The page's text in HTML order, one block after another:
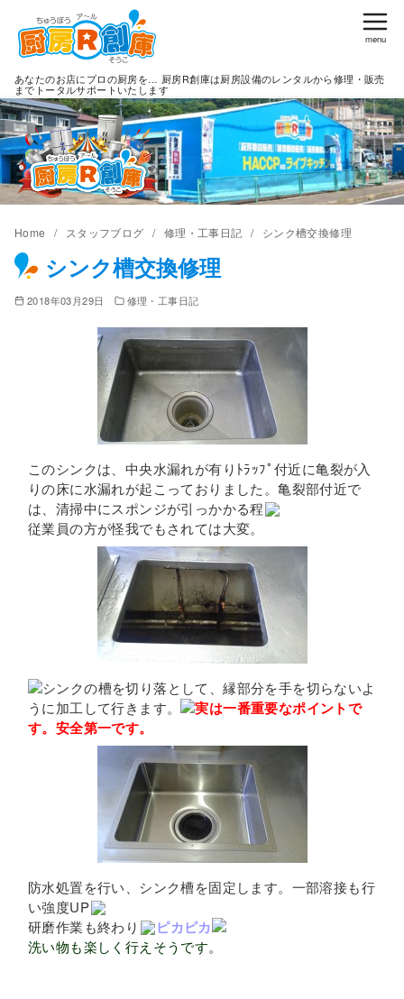
ツ
へ
移
動
あなたのお店にプロの厨房を… 厨房R創庫は厨房設備のレンタルから修理・販売
までトータルサポートいたします
Home スタッフブログ 修理・工事日記 シンク槽交換修理
シンク槽交換修理
2018年03月29日 修理・工事日記
このシンクは、中央水漏れが有りﾄﾗｯﾌﾟ付近に亀裂が入
りの床に水漏れが起こっておりました。亀裂部付近で
は、清掃中にスポンジが引っかかる程
従業員の方が怪我でもされては大変。
シンクの槽を切り落として、縁部分を手を切らないよ
うに加工して行きます。
実は一番重要なポイントで
す。安全第一です。
防水処置を行い、シンク槽を固定します。一部溶接も行
い強度UP
研磨作業も終わり
ピカピカ
洗い物も楽しく行えそうです。